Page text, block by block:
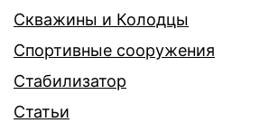
Скважины и Колодцы
Спортивные сооружения
Стабилизатор
Статьи